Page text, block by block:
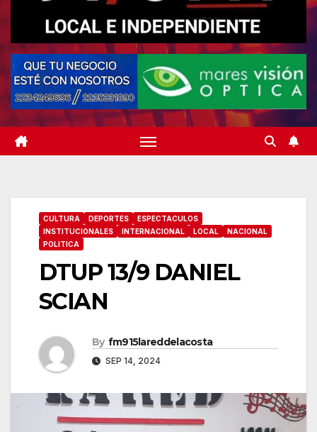
CULTURA DEPORTES
ESPECTACULOS
INSTITUCIONALES
INTERNACIONAL LOCAL
NACIONAL
POLITICA
DTUP 13/9 DANIEL
SCIAN
By fm915lareddelacosta
SEP 14, 2024